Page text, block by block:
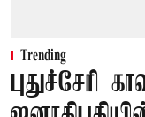
Trending
புதுச்சேரி